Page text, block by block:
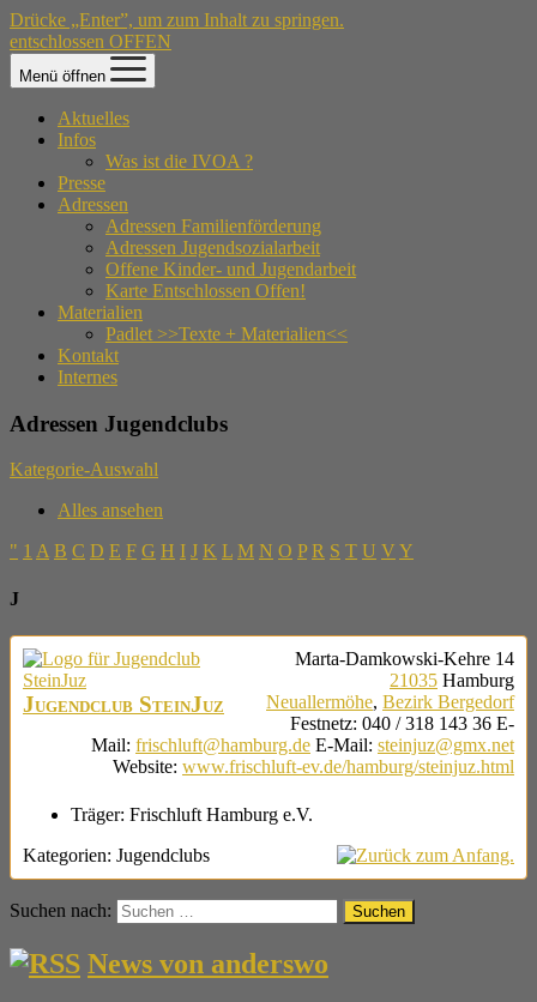
Drücke „Enter”, um zum Inhalt zu springen.
entschlossen OFFEN
Menü öffnen
Aktuelles
Infos
Was ist die IVOA ?
Presse
Adressen
Adressen Familienförderung
Adressen Jugendsozialarbeit
Offene Kinder- und Jugendarbeit
Karte Entschlossen Offen!
Materialien
Padlet >>Texte + Materialien<<
Kontakt
Internes
Adressen Jugendclubs
Kategorie-Auswahl
Alles ansehen
" 1 A B C D E F G H I J K L M N O P R S T U V Y
J
Jugendclub SteinJuz
Marta-Damkowski-Kehre 14
21035 Hamburg
Neuallermöhe, Bezirk Bergedorf
Festnetz: 040 / 318 143 36 E-
Mail: frischluft@hamburg.de E-Mail: steinjuz@gmx.net
Website: www.frischluft-ev.de/hamburg/steinjuz.html
Träger: Frischluft Hamburg e.V.
Kategorien: Jugendclubs
Suchen nach:
News von anderswo